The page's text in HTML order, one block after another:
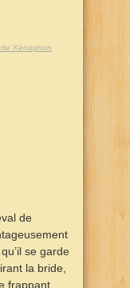
Xénophon
de
se garde
la bride,
frappant